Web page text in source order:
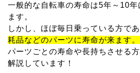
一般的な自転車の寿命は5年～10年
ます。
しかし、ほぼ毎日乗っている方であ
耗品などのパーツに寿命が来ます。
パーツごとの寿命や長持ちさせる
解説しています！